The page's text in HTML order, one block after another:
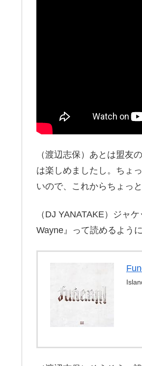
（渡辺志保）あとは盟友
は楽しめましたし。ちょ
いので、これからちょっ
（DJ YANATAKE）ジャ
Wayne』って読めるよう